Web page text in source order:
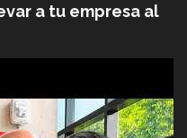
a tu empresa al